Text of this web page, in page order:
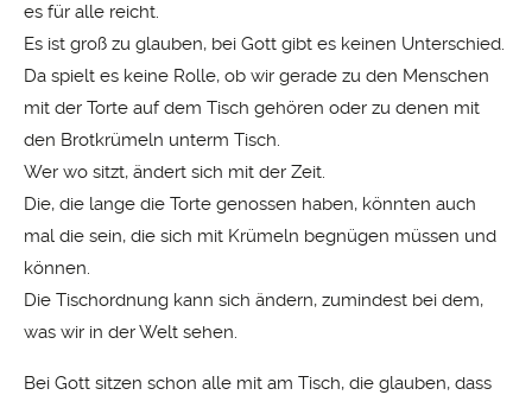
es für alle reicht.
Es ist groß zu glauben, bei Gott gibt es keinen Unterschied.
Da spielt es keine Rolle, ob wir gerade zu den Menschen
mit der Torte auf dem Tisch gehören oder zu denen mit
den Brotkrümeln unterm Tisch.
Wer wo sitzt, ändert sich mit der Zeit.
Die, die lange die Torte genossen haben, könnten auch
mal die sein, die sich mit Krümeln begnügen müssen und
können.
Die Tischordnung kann sich ändern, zumindest bei dem,
was wir in der Welt sehen.
Bei Gott sitzen schon alle mit am Tisch, die glauben, dass